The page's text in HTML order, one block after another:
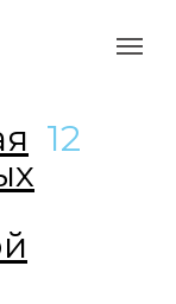
12